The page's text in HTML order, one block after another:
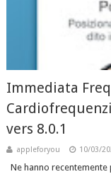
Immediata
vers 8.0.1
appleforyou 10/03/
Ne hanno